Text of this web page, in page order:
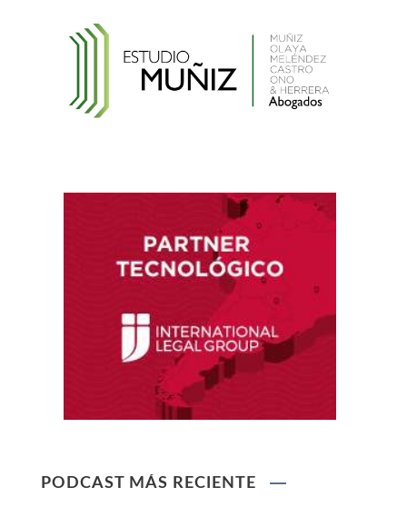
Reglamento de la Ley N° 30024, que crea el
Registro Nacional de Historias Clínicas
Ley que protege a la madre trabajadora
contra el despido arbitrario
Ley que modifica el TUO de la Ley del Sistema
PODCAST MÁS RECIENTE